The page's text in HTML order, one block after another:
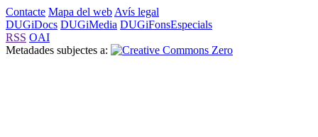
Contacte Mapa del web Avís legal
DUGiDocs DUGiMedia DUGiFonsEspecials
RSS OAI
Metadades subjectes a: